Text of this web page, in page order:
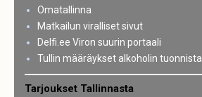
Omatallinna
Matkailun viralliset sivut
Delfi.ee Viron suurin portaali
Tullin määräykset alkoholin tuonnista
Tarjoukset Tallinnasta